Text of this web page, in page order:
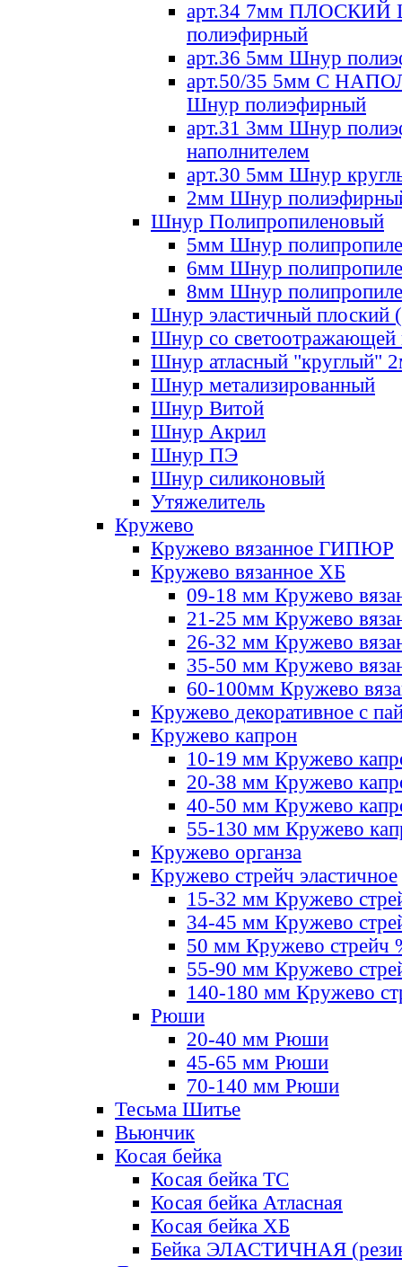
арт.34 7мм ПЛОСКИЙ
полиэфирный
арт.36 5мм Шнур
арт.50/35 5мм С
Шнур полиэфирный
арт.31 3мм Шнур
наполнителем
арт.30 5мм Шнур
2мм Шнур
Шнур Полипропиленовый
5мм Шнур
6мм Шнур
8мм Шнур
Шнур эластичный плоский
Шнур со светоотражающей
Шнур атласный "круглый"
Шнур метализированный
Шнур Витой
Шнур Акрил
Шнур ПЭ
Шнур силиконовый
Утяжелитель
Кружево
Кружево вязанное ГИПЮР
Кружево вязанное ХБ
09-18 мм Кружево
21-25 мм Кружево
26-32 мм Кружево
35-50 мм Кружево
60-100мм Кружево
Кружево декоративное с
Кружево капрон
10-19 мм Кружево
20-38 мм Кружево
40-50 мм Кружево
55-130 мм Кружево
Кружево органза
Кружево стрейч эластичное
15-32 мм Кружево
34-45 мм Кружево
50 мм Кружево стрейч
55-90 мм Кружево
140-180 мм Кружево
Рюши
20-40 мм Рюши
45-65 мм Рюши
70-140 мм Рюши
Тесьма Шитье
Вьюнчик
Косая бейка
Косая бейка ТС
Косая бейка Атласная
Косая бейка ХБ
Бейка ЭЛАСТИЧНАЯ